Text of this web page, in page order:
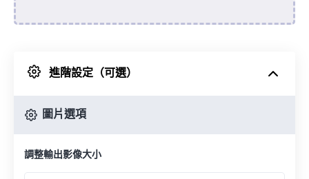
來自 Google 雲端硬碟
進階設定（可選）
圖片選項
調整輸出影像大小